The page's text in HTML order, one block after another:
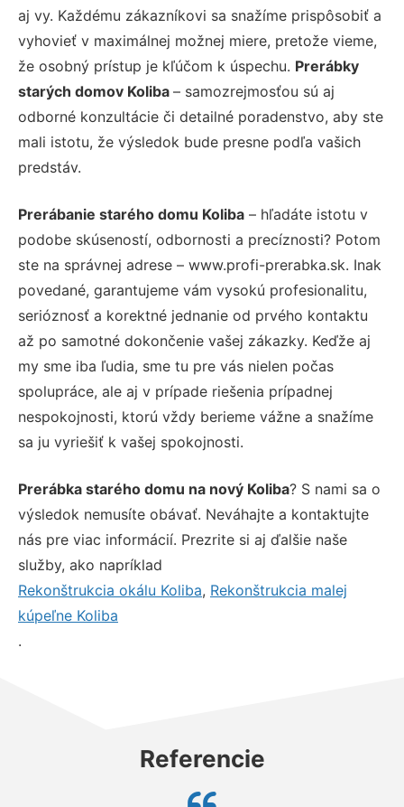
aj vy. Každému zákazníkovi sa snažíme prispôsobiť a
vyhovieť v maximálnej možnej miere, pretože vieme,
že osobný prístup je kľúčom k úspechu. Prerábky
starých domov Koliba – samozrejmosťou sú aj
odborné konzultácie či detailné poradenstvo, aby ste
mali istotu, že výsledok bude presne podľa vašich
predstáv.
Prerábanie starého domu Koliba – hľadáte istotu v
podobe skúseností, odbornosti a precíznosti? Potom
ste na správnej adrese – www.profi-prerabka.sk. Inak
povedané, garantujeme vám vysokú profesionalitu,
serióznosť a korektné jednanie od prvého kontaktu
až po samotné dokončenie vašej zákazky. Keďže aj
my sme iba ľudia, sme tu pre vás nielen počas
spolupráce, ale aj v prípade riešenia prípadnej
nespokojnosti, ktorú vždy berieme vážne a snažíme
sa ju vyriešiť k vašej spokojnosti.
Prerábka starého domu na nový Koliba? S nami sa o
výsledok nemusíte obávať. Neváhajte a kontaktujte
nás pre viac informácií. Prezrite si aj ďalšie naše
služby, ako napríklad
Rekonštrukcia okálu Koliba, Rekonštrukcia malej
kúpeľne Koliba
.
Referencie